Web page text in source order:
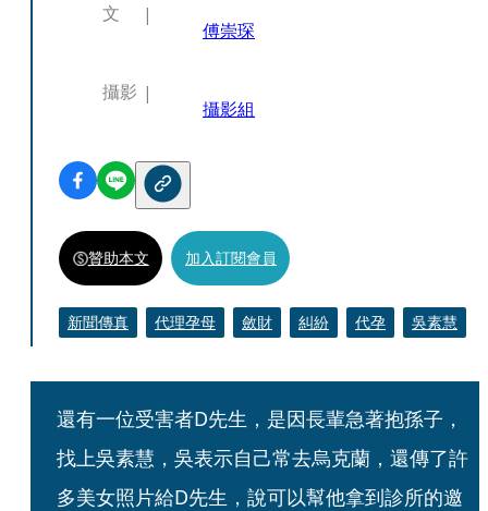
文
傅崇琛
攝影
攝影組
贊助本文 加入訂閱會員
新聞傳真 代理孕母 斂財 糾紛 代孕 吳素慧
還有一位受害者D先生，是因長輩急著抱孫子，
找上吳素慧，吳表示自己常去烏克蘭，還傳了許
多美女照片給D先生，說可以幫他拿到診所的邀